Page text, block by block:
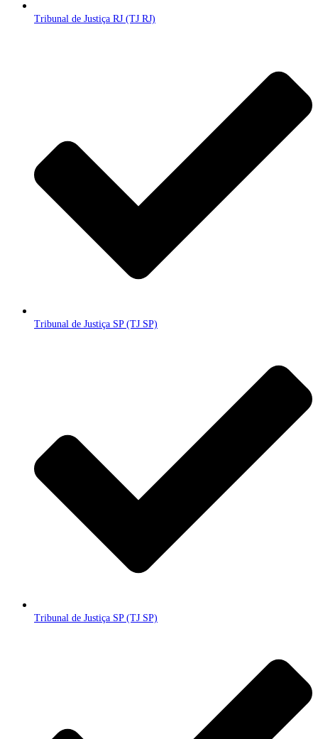
Tribunal de Justiça RJ (TJ RJ)
Tribunal de Justiça SP (TJ SP)
Tribunal de Justiça SP (TJ SP)